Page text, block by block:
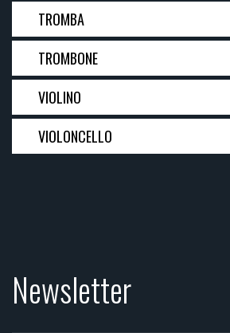
TROMBA
TROMBONE
VIOLINO
VIOLONCELLO
Newsletter